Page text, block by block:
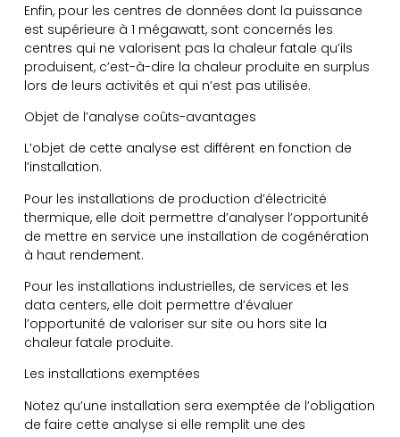
Enfin, pour les centres de données dont la puissance
est supérieure à 1 mégawatt, sont concernés les
centres qui ne valorisent pas la chaleur fatale qu’ils
produisent, c’est-à-dire la chaleur produite en surplus
lors de leurs activités et qui n’est pas utilisée.
Objet de l’analyse coûts-avantages
L’objet de cette analyse est différent en fonction de
l’installation.
Pour les installations de production d’électricité
thermique, elle doit permettre d’analyser l’opportunité
de mettre en service une installation de cogénération
à haut rendement.
Pour les installations industrielles, de services et les
data centers, elle doit permettre d’évaluer
l’opportunité de valoriser sur site ou hors site la
chaleur fatale produite.
Les installations exemptées
Notez qu’une installation sera exemptée de l’obligation
de faire cette analyse si elle remplit une des